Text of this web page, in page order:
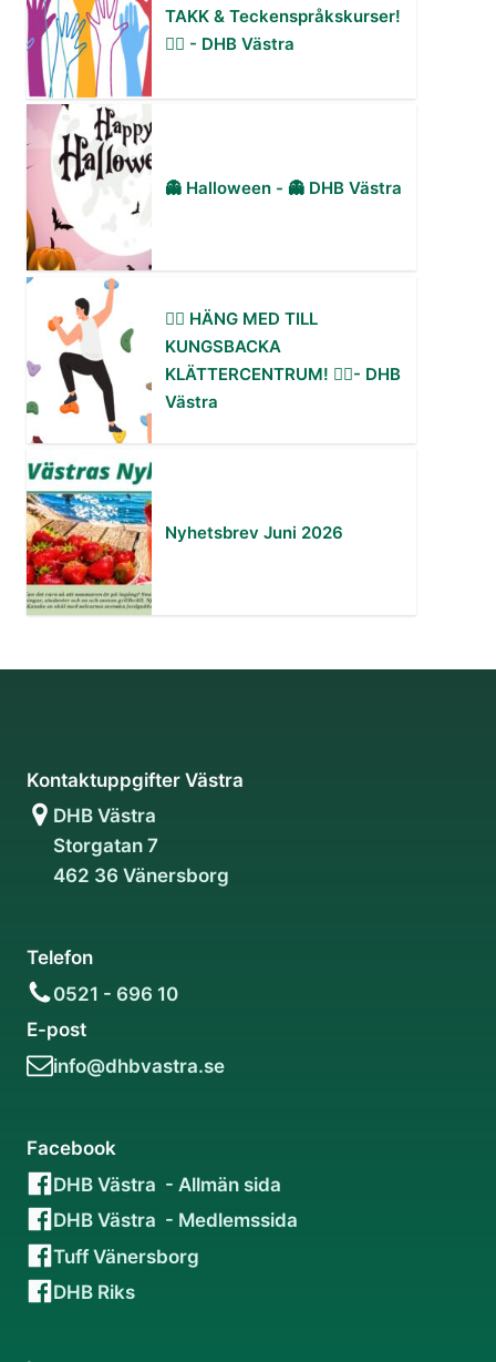
TAKK & Teckenspråkskurser!
✋🏻 - DHB Västra
👻 Halloween - 👻 DHB Västra
🧗‍♀️ HÄNG MED TILL
KUNGSBACKA
KLÄTTERCENTRUM! 🧗‍♂️- DHB
Västra
Nyhetsbrev Juni 2026
Kontaktuppgifter Västra
DHB Västra
Storgatan 7
462 36 Vänersborg
Telefon
0521 - 696 10
E-post
info@dhbvastra.se
Facebook
DHB Västra - Allmän sida
DHB Västra - Medlemssida
Tuff Vänersborg
DHB Riks